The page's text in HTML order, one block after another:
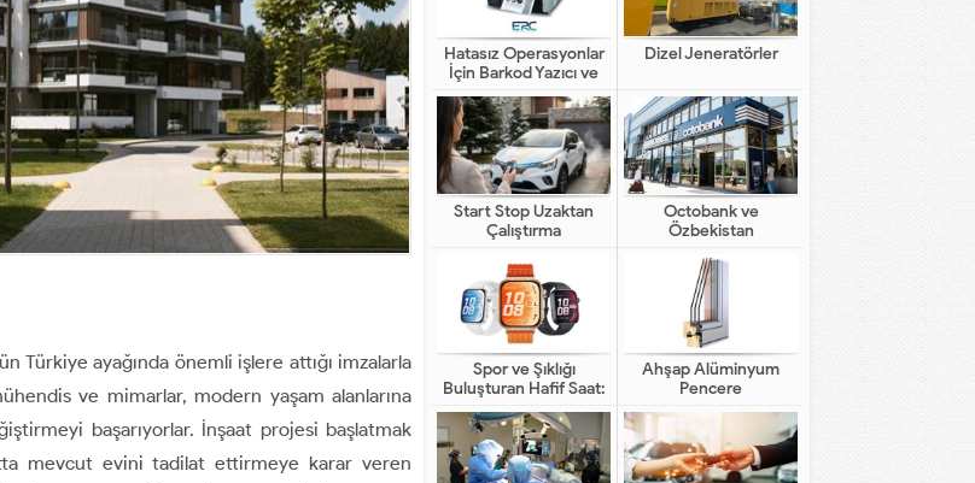
Türkiye ayağında önemli işlere attığı imzalarla
ve mimarlar, modern yaşam alanlarına
başarıyorlar. İnşaat projesi başlatmak
mevcut evini tadilat ettirmeye karar veren
Hatasız Operasyonlar
İçin Barkod Yazıcı ve
Otomasyon Sistemleri
Dizel Jeneratörler
Start Stop Uzaktan
Çalıştırma
Octobank ve
Özbekistan
Bankalarının Dijital
Finansal Altyapının
Gelişimindeki Yeni Rolü
Spor ve Şıklığı
Buluşturan Hafif Saat:
HUAWEI WATCH FIT 5
Pro
Ahşap Alüminyum
Pencere